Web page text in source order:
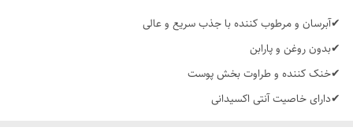
✔آبرسان و مرطوب کننده با جذب سریع و عالی
✔بدون روغن و‌ پارابن
✔خنک کننده و طراوت بخش پوست
✔دارای خاصیت آنتی اکسیدانی